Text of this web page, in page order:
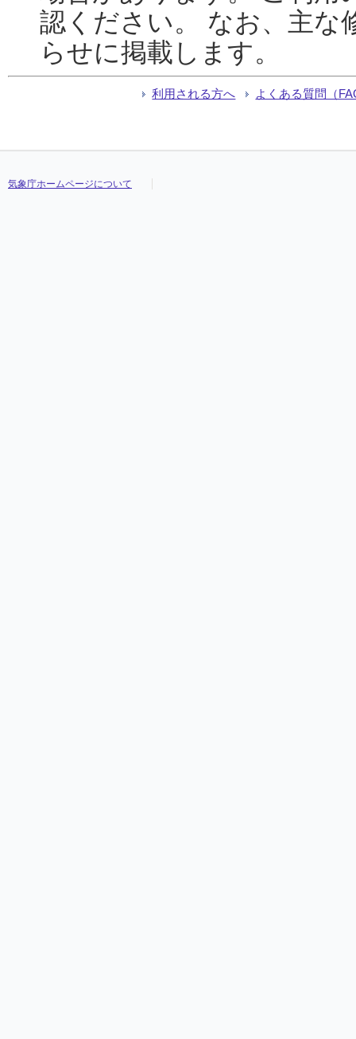
認ください。 なお、主な
らせに掲載します。
利用される方へ よくある質問（
気象庁ホームページについて